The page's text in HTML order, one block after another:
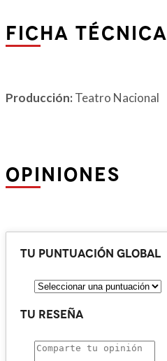
ficha técnica
Producción: Teatro Nacional
OPINIONES
Tu puntuación global
Tu reseña